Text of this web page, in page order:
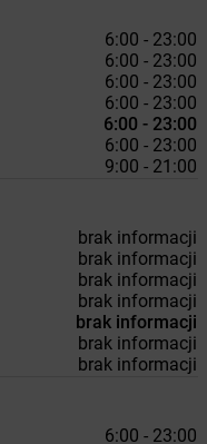
6:00 - 23:00
6:00 - 23:00
6:00 - 23:00
6:00 - 23:00
6:00 - 23:00
6:00 - 23:00
9:00 - 21:00
brak informacji
brak informacji
brak informacji
brak informacji
brak informacji
brak informacji
brak informacji
6:00 - 23:00